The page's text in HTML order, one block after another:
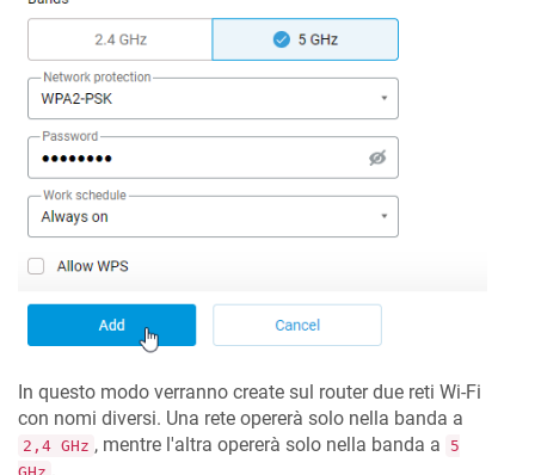
In questo modo verranno create sul router due reti Wi-Fi
con nomi diversi. Una rete opererà solo nella banda a
2,4 GHz , mentre l'altra opererà solo nella banda a
5